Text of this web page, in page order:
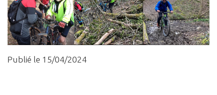
Publié le 15/04/2024